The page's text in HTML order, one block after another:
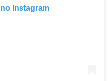
Instagram